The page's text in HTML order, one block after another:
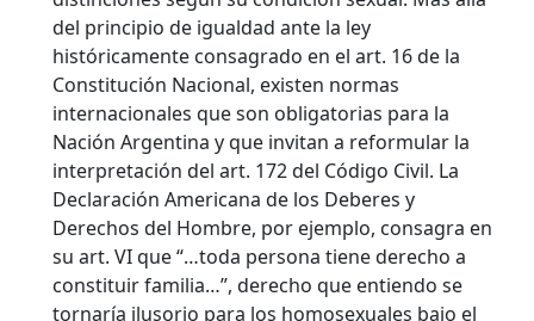
del principio de igualdad ante la ley
históricamente consagrado en el art. 16 de la
Constitución Nacional, existen normas
internacionales que son obligatorias para la
Nación Argentina y que invitan a reformular la
interpretación del art. 172 del Código Civil. La
Declaración Americana de los Deberes y
Derechos del Hombre, por ejemplo, consagra en
su art. VI que “…toda persona tiene derecho a
constituir familia…”, derecho que entiendo se
tornaría ilusorio para los homosexuales bajo el